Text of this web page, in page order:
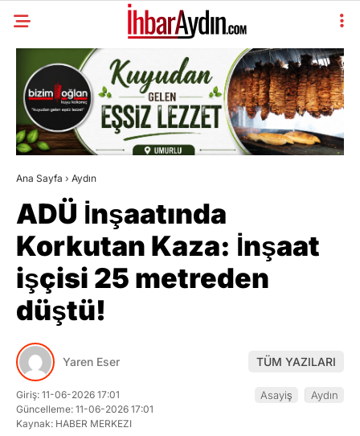
Ana Sayfa › Aydın
ADÜ İnşaatında
Korkutan Kaza: İnşaat
işçisi 25 metreden
düştü!
Yaren Eser TÜM YAZILARI
Giriş: 11-06-2026 17:01
Güncelleme: 11-06-2026 17:01
Kaynak: HABER MERKEZI
Asayiş Aydın